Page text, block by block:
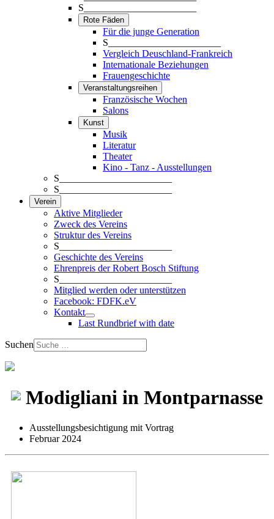
S_______________________
Rote Fäden
Für die junge Generation
S_______________________
Vergleich Deuschland-Frankreich
Internationale Beziehungen
Frauengeschichte
Veranstaltungsreihen
Französische Wochen
Salons
Kunst
Musik
Literatur
Theater
Kino - Tanz - Ausstellungen
S_______________________
S_______________________
Verein
Aktive Mitglieder
Zweck des Vereins
Struktur des Vereins
S_______________________
Geschichte des Vereins
Ehrenpreis der Robert Bosch Stiftung
S_______________________
Mitglied werden oder unterstützen
Facebook: FDFK.eV
Kontakt
Last Rundbrief with date
Suchen
Modigliani in Montparnasse
Ausstellungsbesichtigung mit Vortrag
Februar 2024